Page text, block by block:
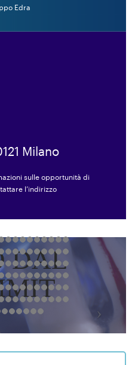
Edra
Milano
sulle opportunità di
l’indirizzo
DAL